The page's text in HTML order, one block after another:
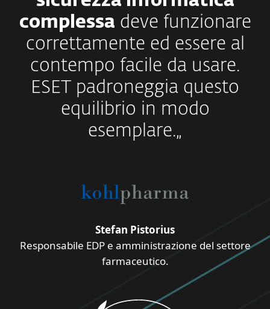
complessa deve funzionare
correttamente ed essere al
contempo facile da usare.
ESET padroneggia questo
equilibrio in modo
esemplare.„
Stefan Pistorius
Responsabile EDP e amministrazione del settore
farmaceutico.